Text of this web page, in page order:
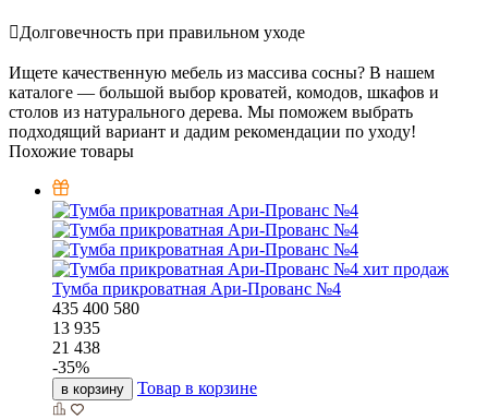
Долговечность при правильном уходе
Ищете качественную мебель из массива сосны? В нашем
каталоге — большой выбор кроватей, комодов, шкафов и
столов из натурального дерева. Мы поможем выбрать
подходящий вариант и дадим рекомендации по уходу!
Похожие товары
хит продаж
Тумба прикроватная Ари-Прованс №4
435 400 580
13 935
21 438
-35%
в корзину Товар в корзине